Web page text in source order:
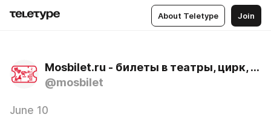
About Teletype Join
Mosbilet.ru - билеты в театры, цирк, музеи и концертные залы Москвы
@mosbilet
June 10